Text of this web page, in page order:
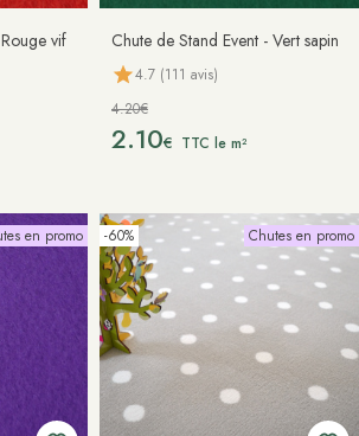
vif Chute de Stand Event - Vert sapin
4.7 (111 avis)
4.20€
2.10€ TTC le m²
en promo -60% Chutes en promo